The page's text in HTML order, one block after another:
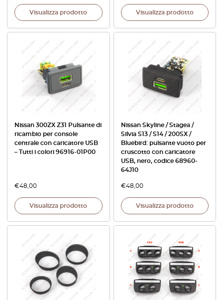
Visualizza prodotto Visualizza prodotto
Nissan 300ZX Z31 Pulsante di
ricambio per console
centrale con caricatore USB
– Tutti i colori 96916-01P00
€48,00
Visualizza prodotto
Nissan Skyline / Stagea /
Silvia S13 / S14 / 200SX /
Bluebird: pulsante vuoto per
cruscotto con caricatore
USB, nero, codice 68960-
64J10
€48,00
Visualizza prodotto